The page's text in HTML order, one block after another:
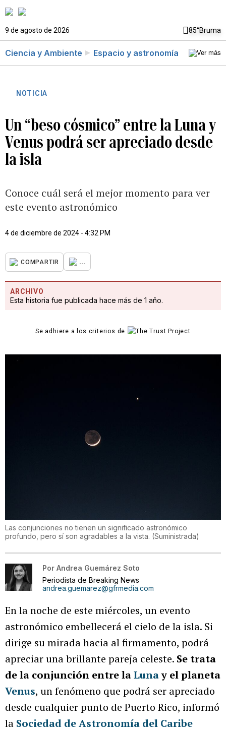
9 de agosto de 2026 85°Bruma
Ciencia y Ambiente Espacio y astronomía
NOTICIA
Un “beso cósmico” entre la Luna y
Venus podrá ser apreciado desde
la isla
Conoce cuál será el mejor momento para ver
este evento astronómico
4 de diciembre de 2024 - 4:32 PM
COMPARTIR ...
ARCHIVO
Esta historia fue publicada hace más de 1 año.
Se adhiere a los criterios de
Las conjunciones no tienen un significado astronómico
profundo, pero sí son agradables a la vista. (Suministrada)
Por Andrea Guemárez Soto
Periodista de Breaking News
andrea.guemarez@gfrmedia.com
En la noche de este miércoles, un evento
astronómico embellecerá el cielo de la isla. Si
dirige su mirada hacia al firmamento, podrá
apreciar una brillante pareja celeste. Se trata
de la conjunción entre laLunay el planeta
Venus, un fenómeno que podrá ser apreciado
desde cualquier punto de Puerto Rico, informó
la Sociedad de Astronomía del Caribe